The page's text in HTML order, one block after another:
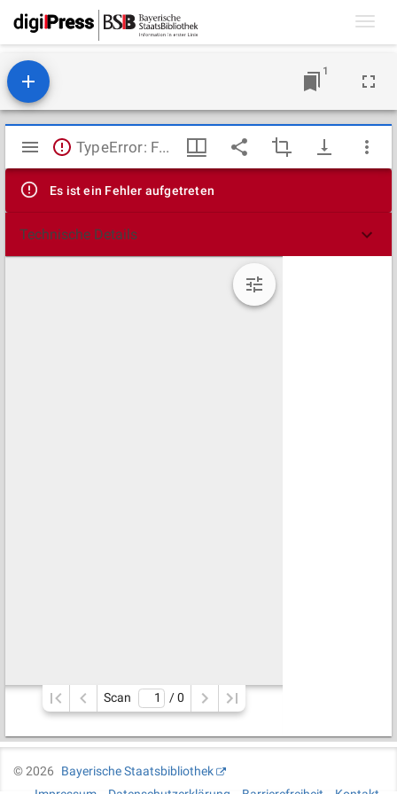
1
Mirador
Viewer
TypeError: Failed to fetch
Es ist ein Fehler aufgetreten
Technische Details
Scan / 0
©2026
Bayerische Staatsbibliothek